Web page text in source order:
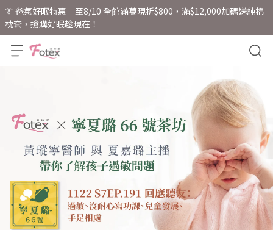
👔 爸氣好眠特惠｜至8/10 全館滿萬現折$800，滿$12,000加碼送純棉
枕套，搶購好眠趁現在！